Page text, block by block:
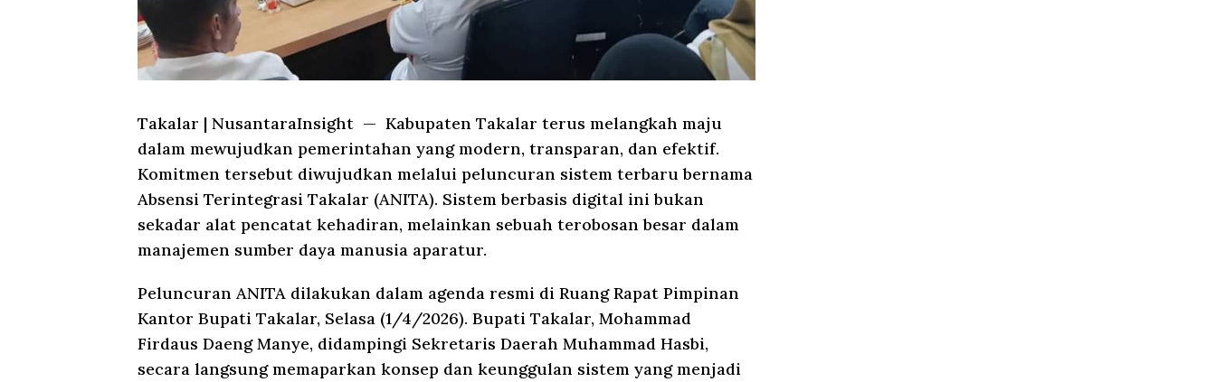
Takalar | NusantaraInsight — Kabupaten Takalar terus melangkah maju
dalam mewujudkan pemerintahan yang modern, transparan, dan efektif.
Komitmen tersebut diwujudkan melalui peluncuran sistem terbaru bernama
Absensi Terintegrasi Takalar (ANITA). Sistem berbasis digital ini bukan
sekadar alat pencatat kehadiran, melainkan sebuah terobosan besar dalam
manajemen sumber daya manusia aparatur.
Peluncuran ANITA dilakukan dalam agenda resmi di Ruang Rapat Pimpinan
Kantor Bupati Takalar, Selasa (1/4/2026). Bupati Takalar, Mohammad
Firdaus Daeng Manye, didampingi Sekretaris Daerah Muhammad Hasbi,
secara langsung memaparkan konsep dan keunggulan sistem yang menjadi